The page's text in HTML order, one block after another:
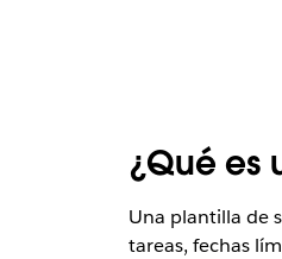
¿Qué es
Una plantilla de
tareas, fechas